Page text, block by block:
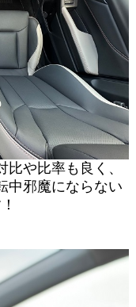
や比率も良く、
中邪魔にならない